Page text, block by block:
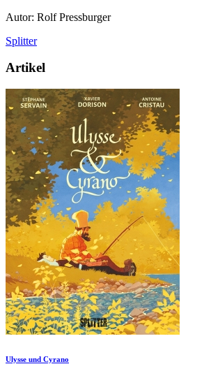
Autor: Rolf Pressburger
Splitter
Artikel
Ulysse und Cyrano